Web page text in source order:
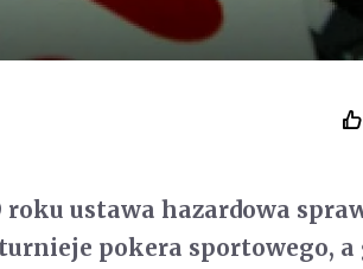
ustawa hazardowa
pokera sportowego, a